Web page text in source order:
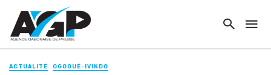
ACTUALITÉ OGOOUÉ-IVINDO